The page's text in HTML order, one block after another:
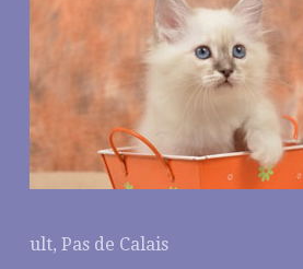
ult, Pas de Calais